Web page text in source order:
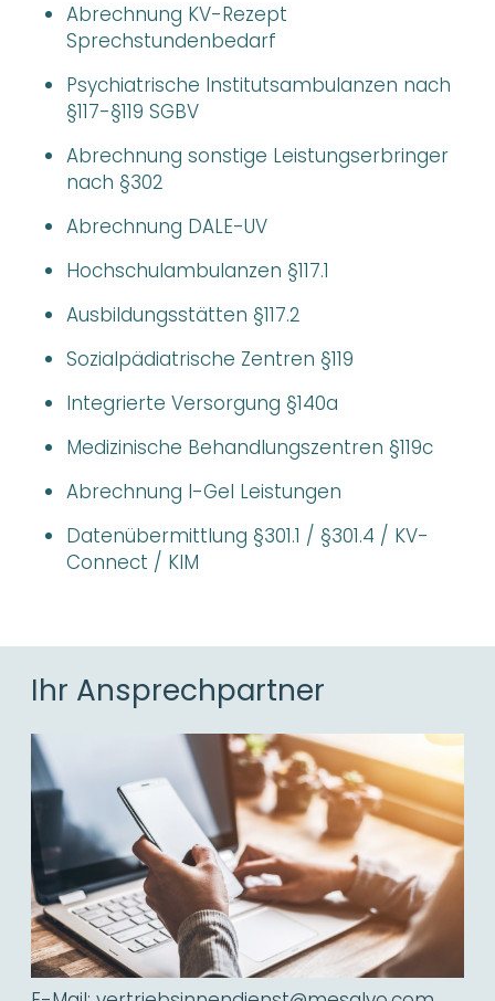
Abrechnung KV-Rezept
Sprechstundenbedarf
Psychiatrische Institutsambulanzen nach
§117-§119 SGBV
Abrechnung sonstige Leistungserbringer
nach §302
Abrechnung DALE-UV
Hochschulambulanzen §117.1
Ausbildungsstätten §117.2
Sozialpädiatrische Zentren §119
Integrierte Versorgung §140a
Medizinische Behandlungszentren §119c
Abrechnung I-Gel Leistungen
Datenübermittlung §301.1 / §301.4 / KV-
Connect / KIM
Ihr Ansprechpartner